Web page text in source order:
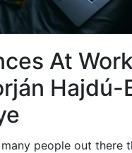
At
Hajdú-
people out there